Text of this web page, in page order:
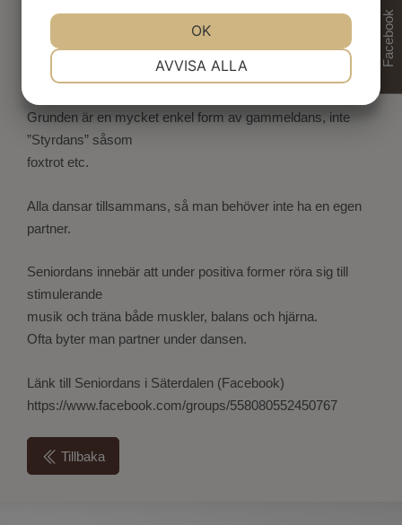
Facebook
Vad är Seniordans? Jo, det är *en speciell dansform,
anpassad för
Grunden är en mycket enkel form av gammeldans, inte
”Styrdans” såsom
foxtrot etc.
Alla dansar tillsammans, så man behöver inte ha en egen
partner.
Seniordans innebär att under positiva former röra sig till
stimulerande
musik och träna både muskler, balans och hjärna.
Ofta byter man partner under dansen.
Länk till Seniordans i Säterdalen (Facebook)
https://www.facebook.com/groups/558080552450767
Tillbaka
MARKNADSFÖRING STATISTIK
AVVISA ALLA
OK